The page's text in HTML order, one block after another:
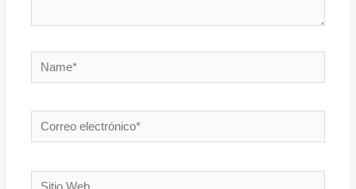
Name*
Correo
electrónico*
Sitio